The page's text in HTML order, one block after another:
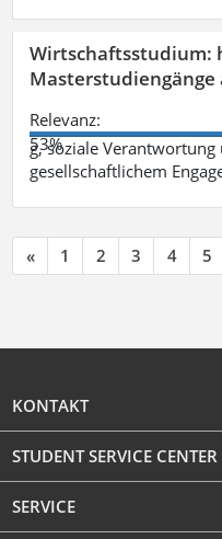
Wirtschaftsstudium:
Masterstudiengänge
Relevanz:
53%
g, soziale
gesellschaftlichem
« 1 2 3 4 5
KONTAKT
STUDENT SERVICE CENTER
SERVICE